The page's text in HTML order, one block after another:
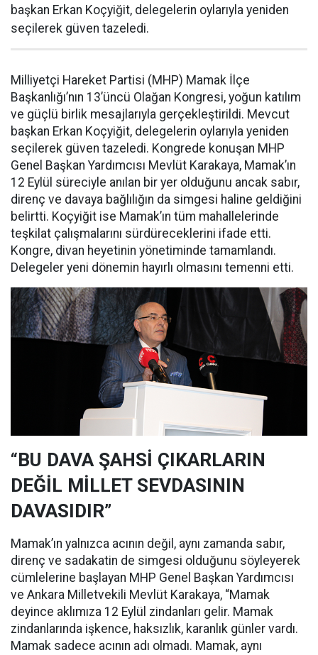
başkan Erkan Koçyiğit, delegelerin oylarıyla yeniden
seçilerek güven tazeledi.
Milliyetçi Hareket Partisi (MHP) Mamak İlçe
Başkanlığı’nın 13’üncü Olağan Kongresi, yoğun katılım
ve güçlü birlik mesajlarıyla gerçekleştirildi. Mevcut
başkan Erkan Koçyiğit, delegelerin oylarıyla yeniden
seçilerek güven tazeledi. Kongrede konuşan MHP
Genel Başkan Yardımcısı Mevlüt Karakaya, Mamak’ın
12 Eylül süreciyle anılan bir yer olduğunu ancak sabır,
direnç ve davaya bağlılığın da simgesi haline geldiğini
belirtti. Koçyiğit ise Mamak’ın tüm mahallelerinde
teşkilat çalışmalarını sürdüreceklerini ifade etti.
Kongre, divan heyetinin yönetiminde tamamlandı.
Delegeler yeni dönemin hayırlı olmasını temenni etti.
“BU DAVA ŞAHSİ ÇIKARLARIN
DEĞİL MİLLET SEVDASININ
DAVASIDIR”
Mamak’ın yalnızca acının değil, aynı zamanda sabır,
direnç ve sadakatin de simgesi olduğunu söyleyerek
cümlelerine başlayan MHP Genel Başkan Yardımcısı
ve Ankara Milletvekili Mevlüt Karakaya, “Mamak
deyince aklımıza 12 Eylül zindanları gelir. Mamak
zindanlarında işkence, haksızlık, karanlık günler vardı.
Mamak sadece acının adı olmadı. Mamak, aynı